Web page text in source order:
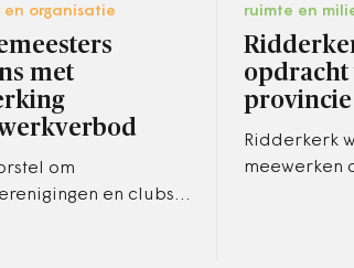
en organisatie
met
om
en clubs
ruimte en
opdracht
provincie
Ridderkerk
meewerken